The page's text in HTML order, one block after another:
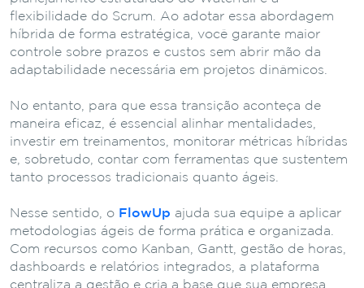
flexibilidade do Scrum. Ao adotar essa abordagem
híbrida de forma estratégica, você garante maior
controle sobre prazos e custos sem abrir mão da
adaptabilidade necessária em projetos dinâmicos.
No entanto, para que essa transição aconteça de
maneira eficaz, é essencial alinhar mentalidades,
investir em treinamentos, monitorar métricas híbridas
e, sobretudo, contar com ferramentas que sustentem
tanto processos tradicionais quanto ágeis.
Nesse sentido, o FlowUp ajuda sua equipe a aplicar
metodologias ágeis de forma prática e organizada.
Com recursos como Kanban, Gantt, gestão de horas,
dashboards e relatórios integrados, a plataforma
centraliza a gestão e cria a base que sua empresa